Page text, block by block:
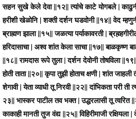
सहन सुखे केले देवा ||१२|| त्यांचे काटे योगबले |
हरीशी खेळोनि | शक्ती दर्शन घडवोनी ||१४|| वेद
ब्राह्मण झाला ||१५|| जळत्या पर्याकावरती |
हरिदासाचा | अश्व शांत केला साचा ||१७|| बाळकृष्ण
||१८|| रामदास रूपे तुला | दर्शन देवोनी तोषविला
होती ताता ||२०|| कृपा तुझी होताच क्षणी | शांत
शेगावी | येता व्याधी तू निरवी ||२२|| दांभिकता परी ती
२३|| भास्कर पाटील तव भक्त | उद्धरलासी तू त्वरित
काकाही मानती तुज वंद्य ||२५|| विहिरीमाजी